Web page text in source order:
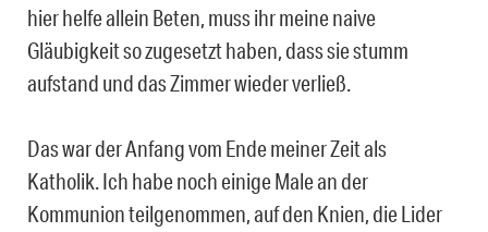
hier helfe allein Beten, muss ihr meine naive
Gläubigkeit so zugesetzt haben, dass sie stumm
aufstand und das Zimmer wieder verließ.
Das war der Anfang vom Ende meiner Zeit als
Katholik. Ich habe noch einige Male an der
Kommunion teilgenommen, auf den Knien, die Lider